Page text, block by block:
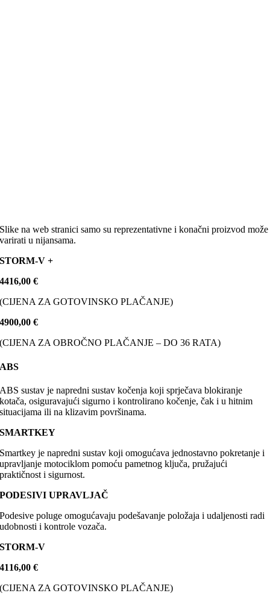
Slike na web stranici samo su reprezentativne i konačni proizvod može
varirati u nijansama.
STORM-V +
4416,00 €
(CIJENA ZA GOTOVINSKO PLAČANJE)
4900,00 €
(CIJENA ZA OBROČNO PLAČANJE – DO 36 RATA)
ABS
ABS sustav je napredni sustav kočenja koji sprječava blokiranje
kotača, osiguravajući sigurno i kontrolirano kočenje, čak i u hitnim
situacijama ili na klizavim površinama.
SMARTKEY
Smartkey je napredni sustav koji omogućava jednostavno pokretanje i
upravljanje motociklom pomoću pametnog ključa, pružajući
praktičnost i sigurnost.
PODESIVI UPRAVLJAČ
Podesive poluge omogućavaju podešavanje položaja i udaljenosti radi
udobnosti i kontrole vozača.
STORM-V
4116,00 €
(CIJENA ZA GOTOVINSKO PLAČANJE)